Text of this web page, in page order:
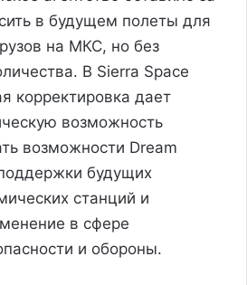
в будущем полеты для
на МКС, но без
В Sierra Space
корректировка дает
возможность
возможности Dream
будущих
станций и
в сфере
и обороны.